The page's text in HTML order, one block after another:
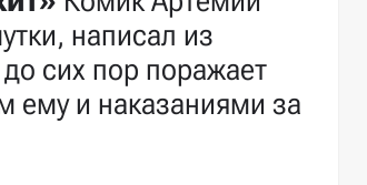
написал из
сих пор поражает
ему и наказаниями за